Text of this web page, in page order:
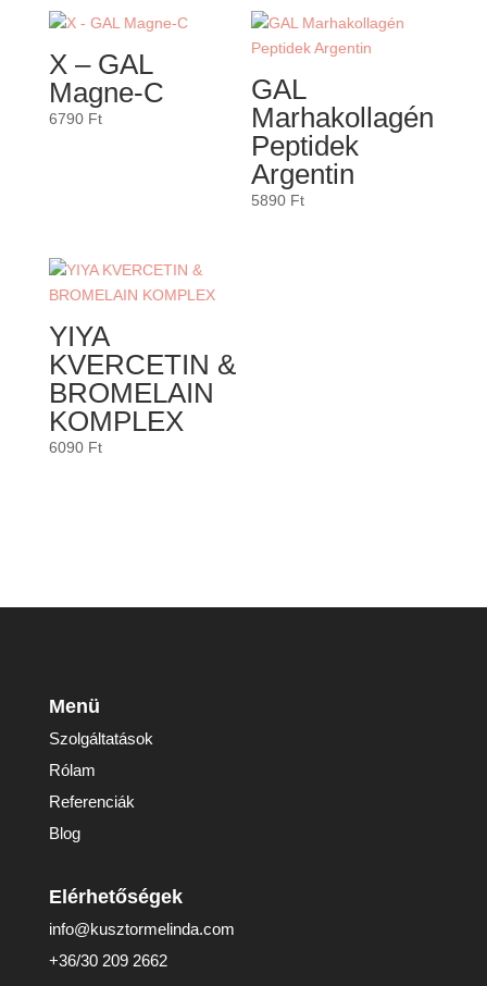
X – GAL
Magne-C
6790 Ft
GAL
Marhakollagén
Peptidek
Argentin
5890 Ft
YIYA
KVERCETIN &
BROMELAIN
KOMPLEX
6090 Ft
Menü
Szolgáltatások
Rólam
Referenciák
Blog
Elérhetőségek
info@kusztormelinda.com
+36/30 209 2662